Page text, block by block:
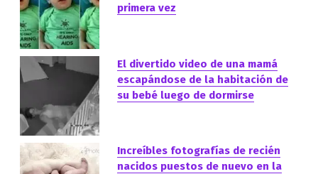
primera vez
El divertido video de una mamá
escapándose de la habitación de
su bebé luego de dormirse
Increíbles fotografías de recién
nacidos puestos de nuevo en la